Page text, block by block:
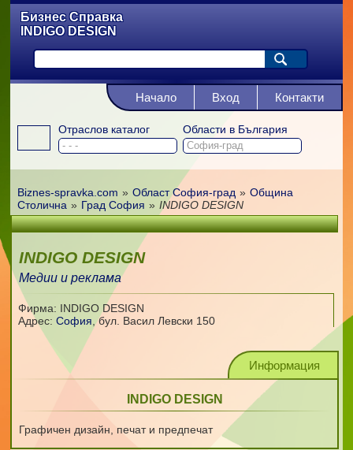
Бизнес Справка
INDIGO DESIGN
Отраслов каталог Области в България
Начало Вход Контакти
Biznes-spravka.com » Област София-град » Община
Столична » Град София » INDIGO DESIGN
INDIGO DESIGN
Медии и реклама
Фирма: INDIGO DESIGN
Адрес: София ,бул. Васил Левски 150
Информация
INDIGO DESIGN
Графичен дизайн, печат и предпечат